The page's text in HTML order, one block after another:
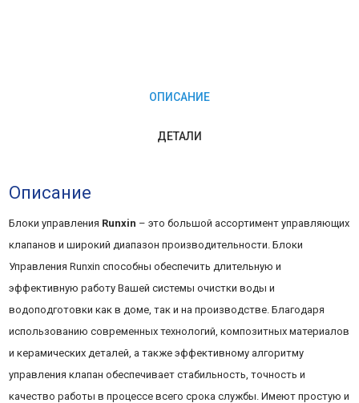
ОПИСАНИЕ
ДЕТАЛИ
Описание
Блоки управления Runxin – это большой ассортимент управляющих
клапанов и широкий диапазон производительности. Блоки
Управления Runxin способны обеспечить длительную и
эффективную работу Вашей системы очистки воды и
водоподготовки как в доме, так и на производстве. Благодаря
использованию современных технологий, композитных материалов
и керамических деталей, а также эффективному алгоритму
управления клапан обеспечивает стабильность, точность и
качество работы в процессе всего срока службы. Имеют простую и